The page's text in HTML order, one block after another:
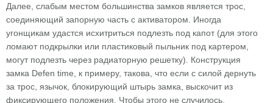
Далее, слабым местом большинства замков является трос,
соединяющий запорную часть с активатором. Иногда
угонщикам удастся исхитриться подлезть под капот (для этого
ломают подкрылки или пластиковый пыльник под картером,
могут подлезть через радиаторную решетку). Конструкция
замка Defen time, к примеру, такова, что если с силой дернуть
за трос, язычок, блокирующий штырь замка, выскочит из
фиксирующего положения. Чтобы этого не случилось,